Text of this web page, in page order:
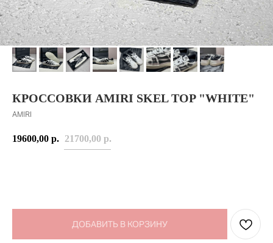
КРОССОВКИ AMIRI SKEL TOP "WHITE"
AMIRI
19600,00 р. 21700,00 р.
ДОБАВИТЬ В КОРЗИНУ